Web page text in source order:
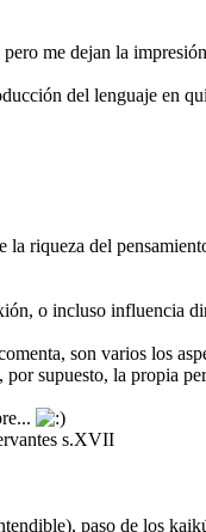
me dejan la
del lenguaje en
riqueza del
o incluso influencia
son varios los
supuesto, la propia
s.XVII
paso de los